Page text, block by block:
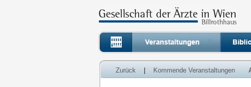
Zurück Kommende Veranstaltungen